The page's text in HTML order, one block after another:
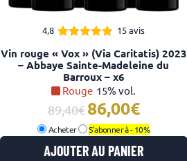
4,8
4.80
sur 5
15 avis
Vin rouge « Vox » (Via Caritatis) 2023
– Abbaye Sainte-Madeleine du
Barroux – x6
Rouge 15% vol.
89,40
Le
prix
initial
était :
86,00
Le
prix
actuel
est :
Acheter S'abonner à -10%
AJOUTER AU PANIER